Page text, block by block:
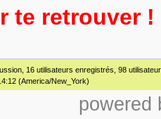
te retrouver !
16 utilisateurs enregistrés, 98
(America/New_York)
powered